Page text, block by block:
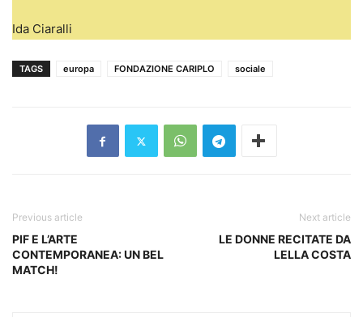
Ida Ciaralli
TAGS europa FONDAZIONE CARIPLO sociale
Previous article
PIF E L’ARTE
CONTEMPORANEA: UN BEL
MATCH!
Next article
LE DONNE RECITATE DA
LELLA COSTA